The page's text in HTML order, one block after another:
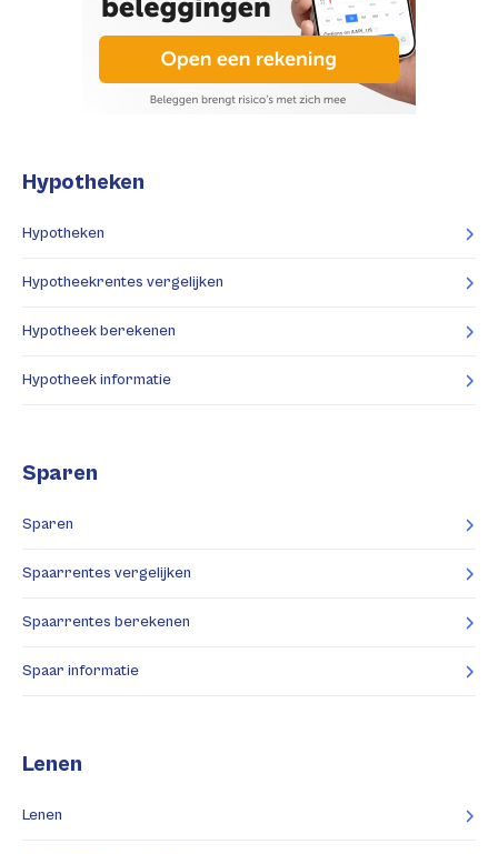
Hypotheken
Hypotheken
Hypotheekrentes vergelijken
Hypotheek berekenen
Hypotheek informatie
Sparen
Sparen
Spaarrentes vergelijken
Spaarrentes berekenen
Spaar informatie
Lenen
Lenen